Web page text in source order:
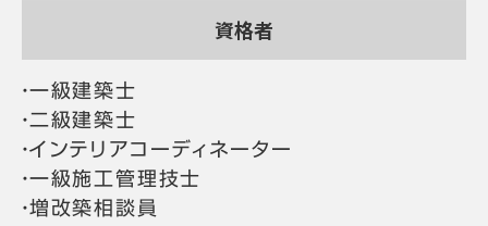
資格者
・一級建築士
・二級建築士
・インテリアコーディネーター
・一級施工管理技士
・増改築相談員